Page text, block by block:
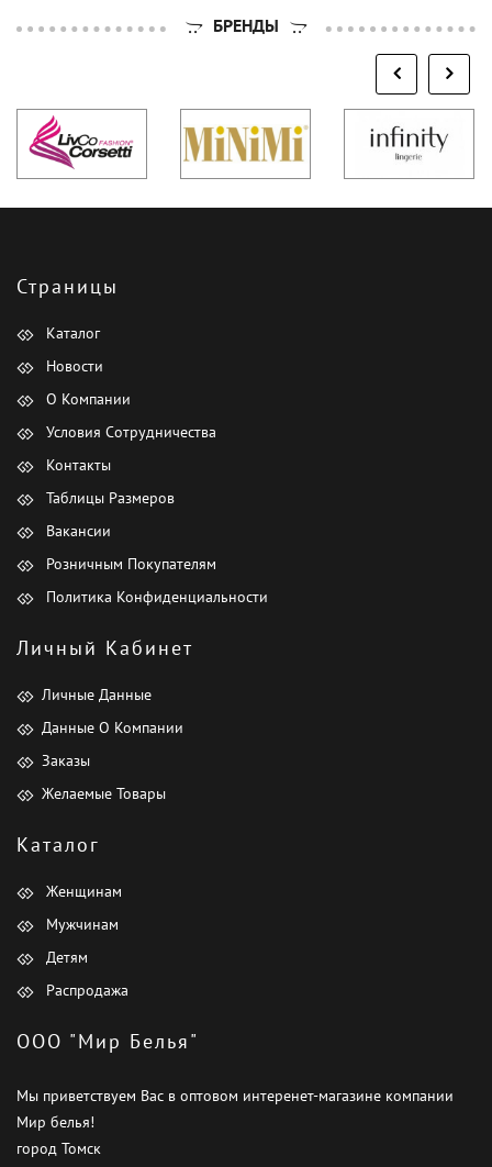
БРЕНДЫ
Страницы
Каталог
Новости
О Компании
Условия Сотрудничества
Контакты
Таблицы Размеров
Вакансии
Розничным Покупателям
Политика Конфиденциальности
Личный Кабинет
Личные Данные
Данные О Компании
Заказы
Желаемые Товары
Каталог
Женщинам
Мужчинам
Детям
Распродажа
ООО "Мир Белья"
Мы приветствуем Вас в оптовом интеренет-магазине компании
Мир белья!
город Томск